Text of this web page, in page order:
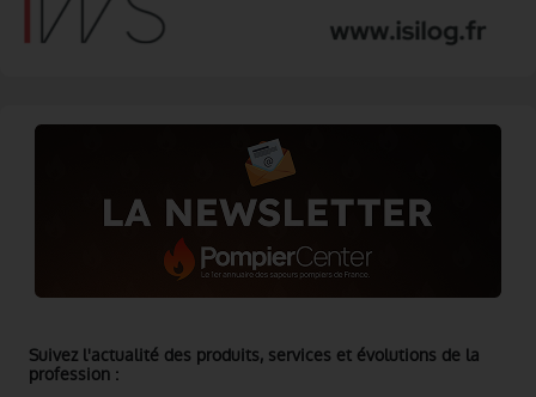
Suivez l'actualité des produits, services et évolutions de la
profession :